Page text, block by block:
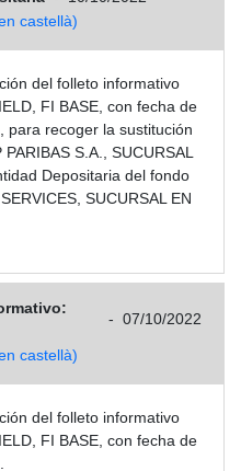
castellà)
del folleto informativo
FI BASE, con fecha de
para recoger la sustitución
S.A., SUCURSAL
Depositaria del fondo
SUCURSAL EN
- 07/10/2022
castellà)
del folleto informativo
FI BASE, con fecha de